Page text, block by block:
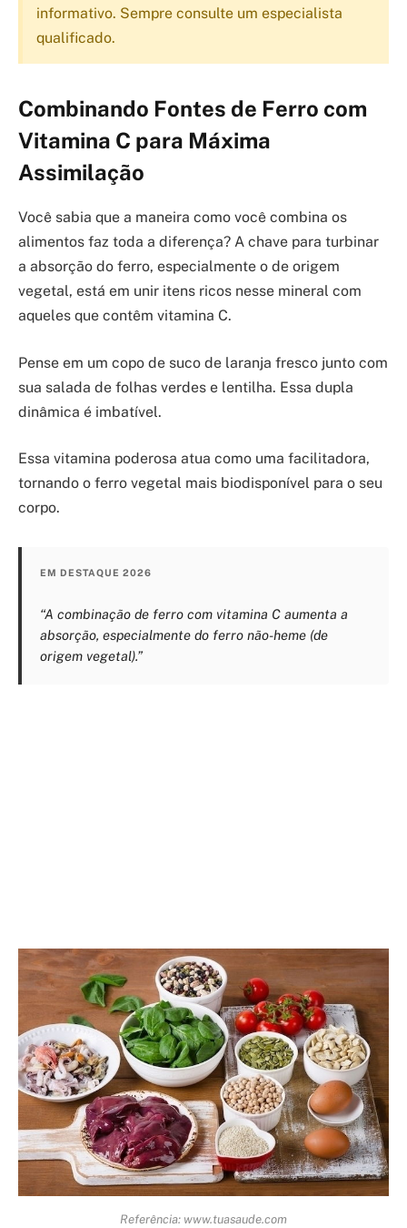
informativo. Sempre consulte um especialista
qualificado.
Combinando Fontes de Ferro com
Vitamina C para Máxima
Assimilação
Você sabia que a maneira como você combina os
alimentos faz toda a diferença? A chave para turbinar
a absorção do ferro, especialmente o de origem
vegetal, está em unir itens ricos nesse mineral com
aqueles que contêm vitamina C.
Pense em um copo de suco de laranja fresco junto com
sua salada de folhas verdes e lentilha. Essa dupla
dinâmica é imbatível.
Essa vitamina poderosa atua como uma facilitadora,
tornando o ferro vegetal mais biodisponível para o seu
corpo.
EM DESTAQUE 2026
“A combinação de ferro com vitamina C aumenta a
absorção, especialmente do ferro não-heme (de
origem vegetal).”
Referência: www.tuasaude.com